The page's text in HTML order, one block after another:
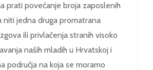
prati povećanje broja zaposlenih
niti jedna druga promatrana
ili privlačenja stranih visoko
naših mladih u Hrvatskoj i
područja na koja se moramo